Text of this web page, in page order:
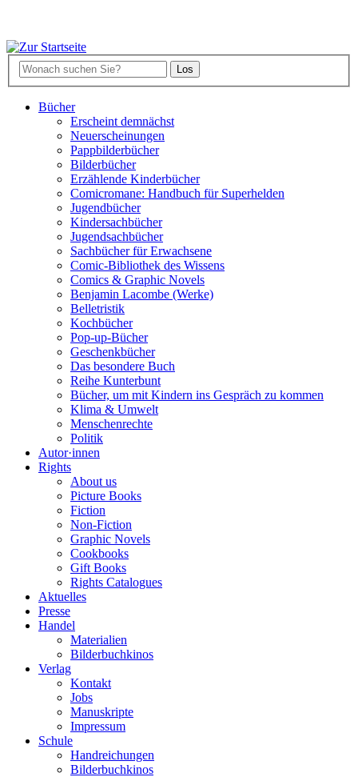
Bücher
Erscheint demnächst
Neuerscheinungen
Pappbilderbücher
Bilderbücher
Erzählende Kinderbücher
Comicromane: Handbuch für Superhelden
Jugendbücher
Kindersachbücher
Jugendsachbücher
Sachbücher für Erwachsene
Comic-Bibliothek des Wissens
Comics & Graphic Novels
Benjamin Lacombe (Werke)
Belletristik
Kochbücher
Pop-up-Bücher
Geschenkbücher
Das besondere Buch
Reihe Kunterbunt
Bücher, um mit Kindern ins Gespräch zu kommen
Klima & Umwelt
Menschenrechte
Politik
Autor·innen
Rights
About us
Picture Books
Fiction
Non-Fiction
Graphic Novels
Cookbooks
Gift Books
Rights Catalogues
Aktuelles
Presse
Handel
Materialien
Bilderbuchkinos
Verlag
Kontakt
Jobs
Manuskripte
Impressum
Schule
Handreichungen
Bilderbuchkinos